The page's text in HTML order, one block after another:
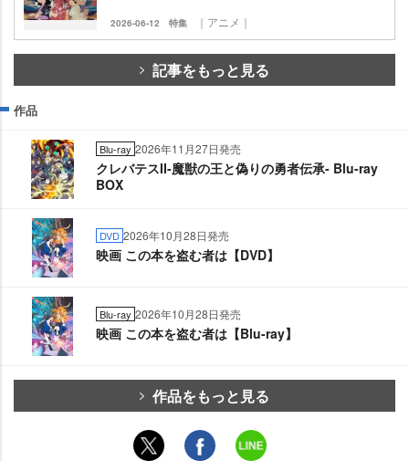
2026-06-12 特集 ｜アニメ｜
記事をもっと見る
作品
Blu-ray 2026年11月27日発売
クレバテスII-魔獣の王と偽りの勇者伝承- Blu-ray
BOX
DVD 2026年10月28日発売
映画 この本を盗む者は【DVD】
Blu-ray 2026年10月28日発売
映画 この本を盗む者は【Blu-ray】
作品をもっと見る